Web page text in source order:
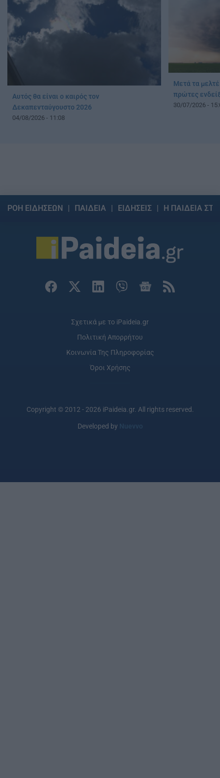
Αυτός θα είναι ο καιρός τον
Δεκαπενταύγουστο 2026
04/08/2026 - 11:08
Μετά τα
πρώτες
30/07/2026 -
ΡΟΗ ΕΙΔΗΣΕΩΝ ΠΑΙΔΕΙΑ ΕΙΔΗΣΕΙΣ Η ΠΑΙΔΕΙΑ
Σχετικά με το iPaideia.gr
Πολιτική Απορρήτου
Κοινωνία Της Πληροφορίας
Όροι Χρήσης
Copyright © 2012 - 2026 iPaideia.gr. All rights reserved.
Developed by